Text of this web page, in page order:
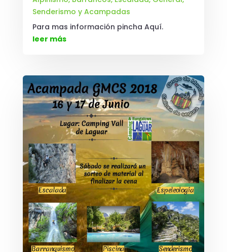
Senderismo y Acampadas
Para mas información pincha Aquí.
leer más